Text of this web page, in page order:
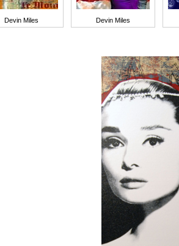
Devin Miles Devin Miles